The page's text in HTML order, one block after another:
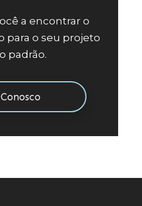
a encontrar o
para o seu projeto
padrão.